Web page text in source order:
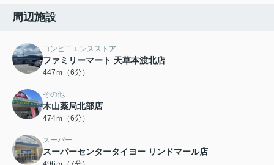
周辺施設
コンビニエンスストア
ファミリーマート 天草本渡北店
447ｍ（6分）
その他
木山薬局北部店
474ｍ（6分）
スーパー
スーパーセンタータイヨー リンドマール店